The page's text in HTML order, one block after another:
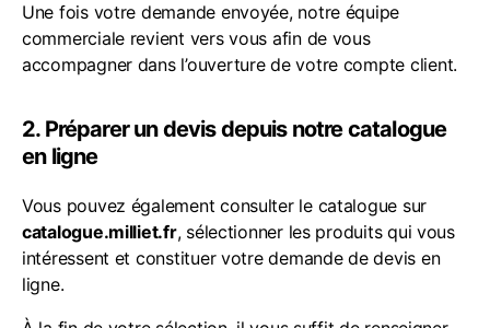
Une fois votre demande envoyée, notre équipe
commerciale revient vers vous afin de vous
accompagner dans l’ouverture de votre compte client.
2. Préparer un devis depuis notre catalogue
en ligne
Vous pouvez également consulter le catalogue sur
catalogue.milliet.fr, sélectionner les produits qui vous
intéressent et constituer votre demande de devis en
ligne.